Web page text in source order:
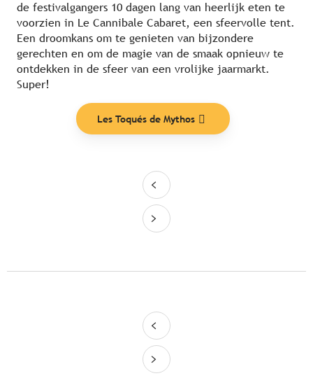
de festivalgangers 10 dagen lang van heerlijk eten te
voorzien in Le Cannibale Cabaret, een sfeervolle tent.
Een droomkans om te genieten van bijzondere
gerechten en om de magie van de smaak opnieuw te
ontdekken in de sfeer van een vrolijke jaarmarkt.
Super!
Les Toqués de Mythos